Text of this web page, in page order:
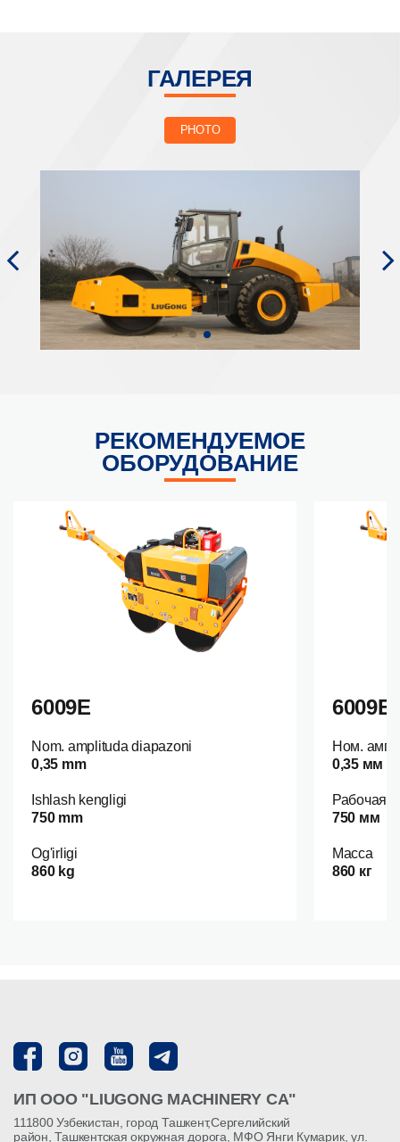
ГАЛЕРЕЯ
PHOTO
РЕКОМЕНДУЕМОЕ
ОБОРУДОВАНИЕ
6009E
Nom. amplituda diapazoni
0,35 mm
Ishlash kengligi
750 mm
Og'irligi
860 kg
6009E
Ном.
0,35 мм
Рабочая
750 мм
Масса
860 кг
ИП ООО "LIUGONG MACHINERY CA"
111800 Узбекистан, город Ташкент,Сергелийский
район, Ташкентская окружная дорога, МФО Янги Кумарик, ул.